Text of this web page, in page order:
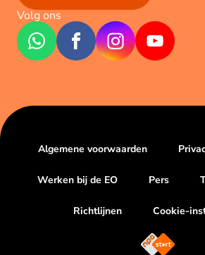
Volg ons
Algemene voorwaarden
Werken bij de EO Pers
Richtlijnen Cookie-